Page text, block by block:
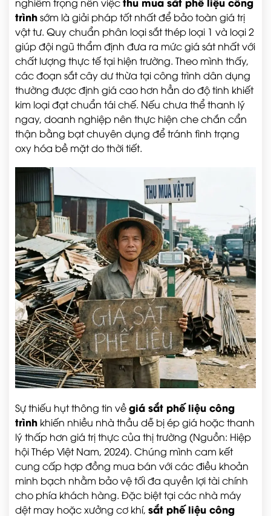
nghiêm trọng nên việc
trìnhsớm là giải pháp tốt nhất để bảo toàn giá trị
vật tư. Quy chuẩn phân loại sắt thép loại 1 và loại 2
giúp đội ngũ thẩm định đưa ra mức giá sát nhất với
chất lượng thực tế tại hiện trường. Theo mình thấy,
các đoạn sắt cây dư thừa tại công trình dân dụng
thường được định giá cao hơn hẳn do độ tinh khiết
kim loại đạt chuẩn tái chế. Nếu chưa thể thanh lý
ngay, doanh nghiệp nên thực hiện che chắn cẩn
thận bằng bạt chuyên dụng để tránh tình trạng
oxy hóa bề mặt do thời tiết.
Sự thiếu hụt thông tin vềgiá sắt phế liệu công
trình khiến nhiều nhà thầu dễ bị ép giá hoặc thanh
lý thấp hơn giá trị thực của thị trường (Nguồn: Hiệp
hội Thép Việt Nam, 2024). Chúng mình cam kết
cung cấp hợp đồng mua bán với các điều khoản
minh bạch nhằm bảo vệ tối đa quyền lợi tài chính
cho phía khách hàng. Đặc biệt tại các nhà máy
dệt may hoặc xưởng cơ khí, sắt phế liệu công